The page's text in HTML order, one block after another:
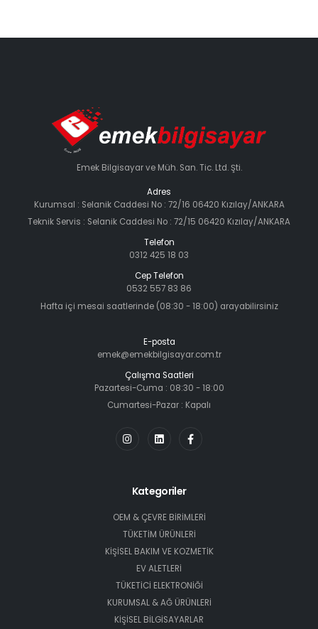
Emek Bilgisayar ve Müh. San. Tic. Ltd. Şti.
Adres
Kurumsal : Selanik Caddesi No : 72/16 06420 Kızılay/ANKARA
Teknik Servis : Selanik Caddesi No : 72/15 06420 Kızılay/ANKARA
Telefon
0312 425 18 03
Cep Telefon
0532 557 83 86
Hafta içi mesai saatlerinde (08:30 - 18:00) arayabilirsiniz
E-posta
emek@emekbilgisayar.com.tr
Çalışma Saatleri
Pazartesi-Cuma : 08:30 - 18:00
Cumartesi-Pazar : Kapalı
Kategoriler
OEM & ÇEVRE BİRİMLERİ
TÜKETİM ÜRÜNLERİ
KİŞİSEL BAKIM VE KOZMETİK
EV ALETLERİ
TÜKETİCİ ELEKTRONİĞİ
KURUMSAL & AĞ ÜRÜNLERİ
KİŞİSEL BİLGİSAYARLAR